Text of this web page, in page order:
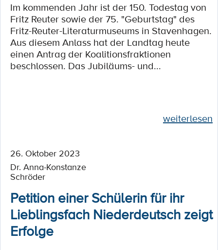
Im kommenden Jahr ist der 150. Todestag von
Fritz Reuter sowie der 75. "Geburtstag" des
Fritz-Reuter-Literaturmuseums in Stavenhagen.
Aus diesem Anlass hat der Landtag heute
einen Antrag der Koalitionsfraktionen
beschlossen. Das Jubiläums- und...
weiterlesen
26. Oktober 2023
Dr. Anna-Konstanze
Schröder
Petition einer Schülerin für ihr
Lieblingsfach Niederdeutsch zeigt
Erfolge